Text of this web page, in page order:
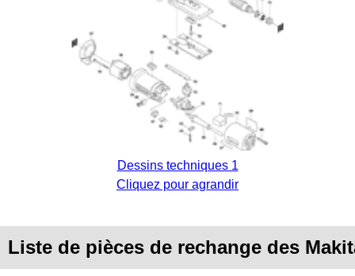
Dessins techniques 1
Cliquez pour agrandir
Liste de pièces de rechange des